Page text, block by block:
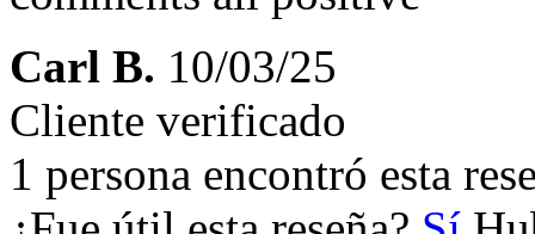
Carl B. 10/03/25
Cliente verificado
1 persona encontró esta